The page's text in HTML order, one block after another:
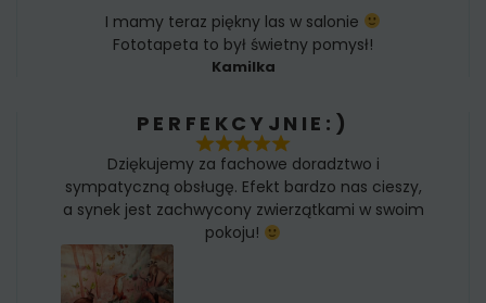
I mamy teraz piękny las w salonie
Fototapeta to był świetny pomysł!
Kamilka
PERFEKCYJNIE:)
Dziękujemy za fachowe doradztwo i
sympatyczną obsługę. Efekt bardzo nas cieszy,
a synek jest zachwycony zwierzątkami w swoim
pokoju!